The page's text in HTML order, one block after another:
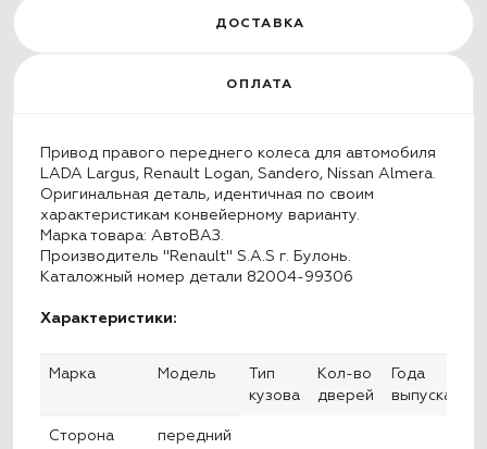
ДОСТАВКА
ОПЛАТА
Привод правого переднего колеса для автомобиля
LADA Largus, Renault Logan, Sandero, Nissan Almera.
Оригинальная деталь, идентичная по своим
характеристикам конвейерному варианту.
Марка товара: АвтоВАЗ.
Производитель "Renault" S.A.S г. Булонь.
Каталожный номер детали 82004-99306
Характеристики:
Марка Модель
Тип
кузова
Кол-во
дверей
Года
выпуска
Сторона
передний